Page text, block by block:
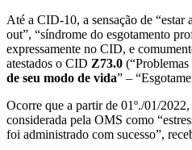
Até a CID-10, a sensação de “estar
out”, “síndrome do esgotamento
expressamente no CID, e
atestados o CID Z73.0
de seu modo de vida” –
Ocorre que a partir de 01º./01/
considerada pela OMS como
foi administrado com sucesso”,